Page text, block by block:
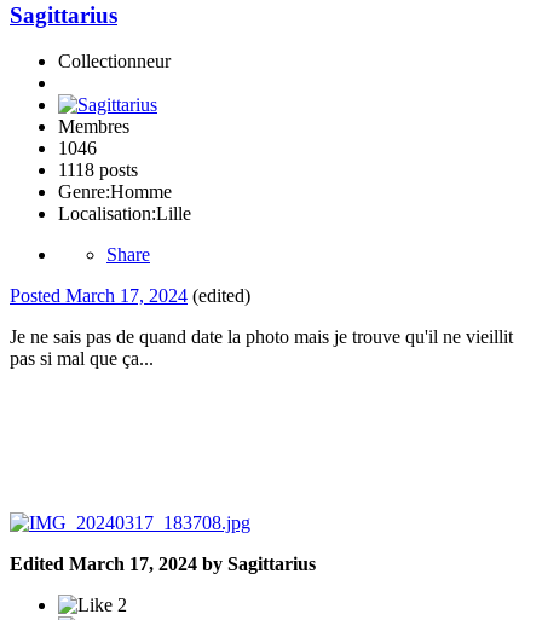
Sagittarius
Collectionneur
Membres
1046
1118 posts
Genre:Homme
Localisation:Lille
Share
Posted March 17, 2024 (edited)
Je ne sais pas de quand date la photo mais je trouve qu'il ne vieillit
pas si mal que ça...
Edited March 17, 2024 by Sagittarius
2